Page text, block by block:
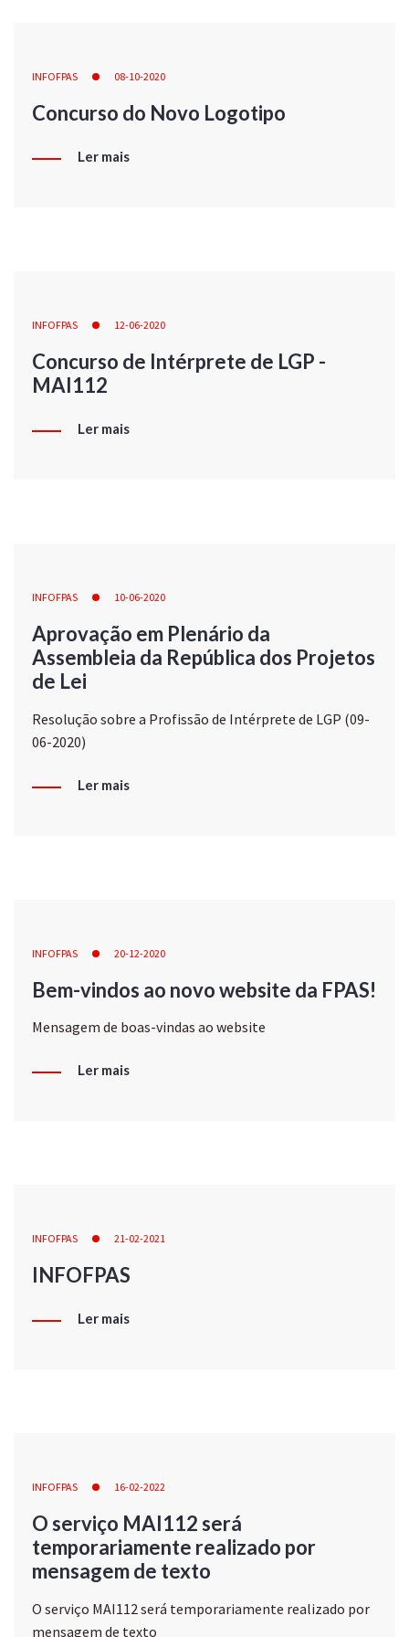
INFOFPAS 08-10-2020
Concurso do Novo Logotipo
Ler mais
INFOFPAS 12-06-2020
Concurso de Intérprete de LGP -
MAI112
Ler mais
INFOFPAS 10-06-2020
Aprovação em Plenário da
Assembleia da República dos Projetos
de Lei
Resolução sobre a Profissão de Intérprete de LGP (09-
06-2020)
Ler mais
INFOFPAS 20-12-2020
Bem-vindos ao novo website da FPAS!
Mensagem de boas-vindas ao website
Ler mais
INFOFPAS 21-02-2021
INFOFPAS
Ler mais
INFOFPAS 16-02-2022
O serviço MAI112 será
temporariamente realizado por
mensagem de texto
O serviço MAI112 será temporariamente realizado por
mensagem de texto